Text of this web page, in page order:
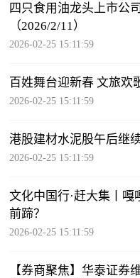
四只食用油龙头上市公
（2026/2/11）
2026-02-25 15:11:59
百姓舞台迎新春 文旅欢
2026-02-25 15:11:59
港股建材水泥股午后继
2026-02-25 15:11:59
文化中国行·赶大集丨
前蹄？
2026-02-25 15:11:59
【券商聚焦】华泰证券